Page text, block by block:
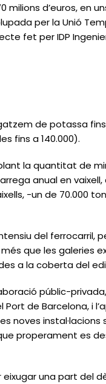
milions d’euros, en
per la Unió
fet per IDP
de potassa fins
fins a 140.000).
la quantitat de
anual en vaixell,
-un de 70.000
del ferrocarril,
que les galeries
a la coberta del
públic-
de Barcelona, i
noves instal·lacions
properament es
eixugar una part del